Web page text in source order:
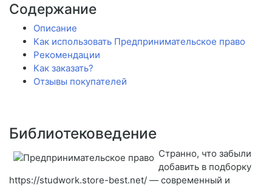
Содержание
Описание
Как использовать Предпринимательское право
Рекомендации
Как заказать?
Отзывы покупателей
Библиотековедение
Странно, что забыли
добавить в подборку
https://studwork.store-best.net/ — современный и